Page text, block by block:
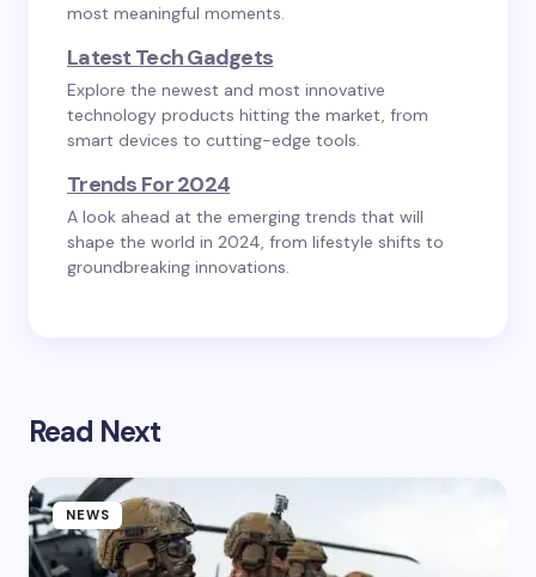
most meaningful moments.
Latest Tech Gadgets
Explore the newest and most innovative
technology products hitting the market, from
smart devices to cutting-edge tools.
Trends For 2024
A look ahead at the emerging trends that will
shape the world in 2024, from lifestyle shifts to
groundbreaking innovations.
Read Next
NEWS